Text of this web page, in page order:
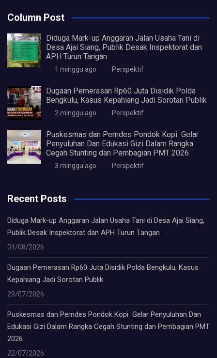
Column Post
Diduga Mark-up Anggaran Jalan Usaha Tani di
Desa Ajai Siang, Publik Desak Inspektorat dan
APH Turun Tangan
1 minggu ago Perspektif
Dugaan Pemerasan Rp60 Juta Disidik Polda
Bengkulu, Kasus Kepahiang Jadi Sorotan Publik
2 minggu ago Perspektif
Puskesmas dan Pemdes Pondok Kopi Gelar
Penyuluhan Dan Edukasi Gizi Dalam Rangka
Cegah Stunting dan Pembagian PMT 2026
3 minggu ago Perspektif
Recent Posts
Diduga Mark-up Anggaran Jalan Usaha Tani di Desa Ajai Siang,
Publik Desak Inspektorat dan APH Turun Tangan
01/08/2026
Dugaan Pemerasan Rp60 Juta Disidik Polda Bengkulu, Kasus
Kepahiang Jadi Sorotan Publik
29/07/2026
Puskesmas dan Pemdes Pondok Kopi Gelar Penyuluhan Dan
Edukasi Gizi Dalam Rangka Cegah Stunting dan Pembagian PMT
2026
22/07/2026